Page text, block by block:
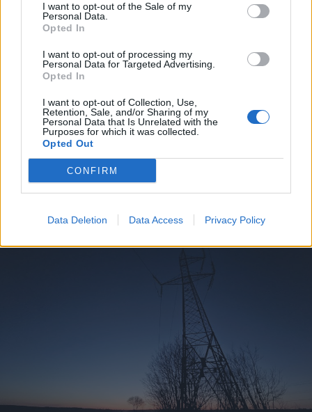
I want to opt-out of the Sale of my
Personal Data.
Opted In
I want to opt-out of processing my
Personal Data for Targeted Advertising.
Opted In
I want to opt-out of Collection, Use,
Retention, Sale, and/or Sharing of my
Personal Data that Is Unrelated with the
Purposes for which it was collected.
Opted Out
CONFIRM
Data Deletion Data Access Privacy Policy
2026. augusztus 07., péntek
Visszaküldte a parlamentnek
Nicușor Dan a közel 900 medve
kilövését lehetővé tevő törvényt